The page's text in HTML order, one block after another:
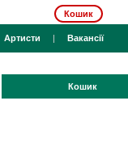
Кошик
Артисти | Вакансії
Кошик